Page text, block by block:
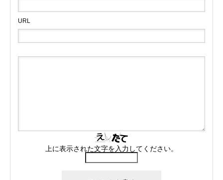
URL
上に表示された文字を入力してください。